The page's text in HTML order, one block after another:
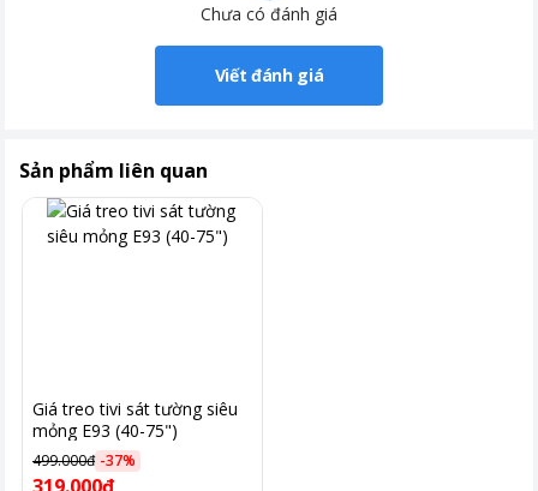
Chưa có đánh giá
Viết đánh giá
Sản phẩm liên quan
Giá treo tivi sát tường siêu
mỏng E93 (40-75")
499.000đ -37%